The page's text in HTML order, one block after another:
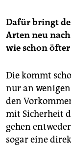
Dafür bringt
Arten neu
wie schon
Die kommt
nur an
den
mit Sicherheit
gehen
sogar eine